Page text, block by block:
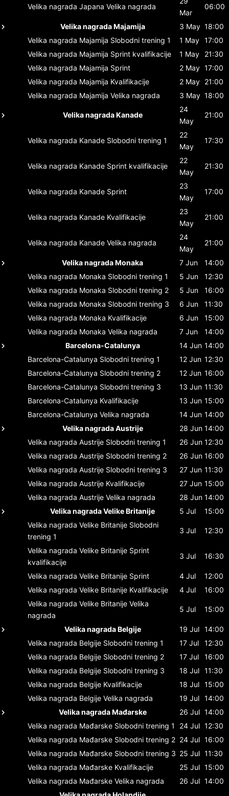
Velika nagrada Japana Velika nagrada
Mar
06:00
Velika nagrada Majamija 3 May 18:00
Velika nagrada Majamija Slobodni trening 1 1 May 17:00
Velika nagrada Majamija Sprint kvalifikacije 1 May
21:30
Velika nagrada Majamija Sprint 2 May 17:00
Velika nagrada Majamija Kvalifikacije 2 May 21:00
Velika nagrada Majamija Velika nagrada 3 May 18:00
Velika nagrada Kanade
24
May
21:00
Velika nagrada Kanade Slobodni trening 1
22
May
17:30
Velika nagrada Kanade Sprint kvalifikacije
22
May
21:30
Velika nagrada Kanade Sprint
23
May
17:00
Velika nagrada Kanade Kvalifikacije
23
May
21:00
Velika nagrada Kanade Velika nagrada
24
May
21:00
Velika nagrada Monaka 7 Jun
14:00
Velika nagrada Monaka Slobodni trening 1 5 Jun
12:30
Velika nagrada Monaka Slobodni trening 2 5 Jun
16:00
Velika nagrada Monaka Slobodni trening 3 6 Jun
11:30
Velika nagrada Monaka Kvalifikacije 6 Jun
15:00
Velika nagrada Monaka Velika nagrada 7 Jun
14:00
Barcelona-Catalunya
14 Jun 14:00
Barcelona-Catalunya Slobodni trening 1 12 Jun 12:30
Barcelona-Catalunya Slobodni trening 2 12 Jun 16:00
Barcelona-Catalunya Slobodni trening 3 13 Jun 11:30
Barcelona-Catalunya Kvalifikacije 13 Jun 15:00
Barcelona-Catalunya Velika nagrada 14 Jun 14:00
Velika nagrada Austrije
28 Jun 14:00
Velika nagrada Austrije Slobodni trening 1 26 Jun 12:30
Velika nagrada Austrije Slobodni trening 2 26 Jun 16:00
Velika nagrada Austrije Slobodni trening 3 27 Jun 11:30
Velika nagrada Austrije Kvalifikacije 27 Jun 15:00
Velika nagrada Austrije Velika nagrada 28 Jun 14:00
Velika nagrada Velike Britanije
5 Jul
15:00
Velika nagrada Velike Britanije Slobodni
trening 1
3 Jul 12:30
Velika nagrada Velike Britanije Sprint
kvalifikacije
3 Jul 16:30
Velika nagrada Velike Britanije Sprint 4 Jul
12:00
Velika nagrada Velike Britanije Kvalifikacije 4 Jul
16:00
Velika nagrada Velike Britanije Velika
nagrada
5 Jul 15:00
Velika nagrada Belgije 19 Jul 14:00
Velika nagrada Belgije Slobodni trening 1 17 Jul
12:30
Velika nagrada Belgije Slobodni trening 2 17 Jul
16:00
Velika nagrada Belgije Slobodni trening 3 18 Jul 11:30
Velika nagrada Belgije Kvalifikacije 18 Jul 15:00
Velika nagrada Belgije Velika nagrada 19 Jul 14:00
Velika nagrada Mađarske
26 Jul 14:00
Velika nagrada Mađarske Slobodni trening 1 24 Jul 12:30
Velika nagrada Mađarske Slobodni trening 2 24 Jul 16:00
Velika nagrada Mađarske Slobodni trening 3 25 Jul 11:30
Velika nagrada Mađarske Kvalifikacije 25 Jul 15:00
Velika nagrada Mađarske Velika nagrada 26 Jul 14:00